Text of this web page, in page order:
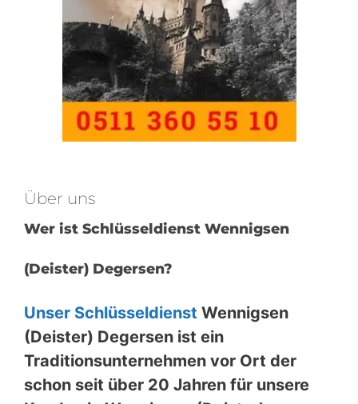
Über uns
Wer ist Schlüsseldienst Wennigsen
(Deister) Degersen?
Unser Schlüsseldienst Wennigsen
(Deister) Degersen ist ein
Traditionsunternehmen vor Ort der
schon seit über 20 Jahren für unsere